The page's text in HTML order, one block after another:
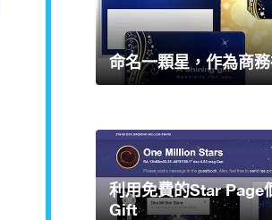
命名一顆星，作為商
利用免費的Star Page
Gift